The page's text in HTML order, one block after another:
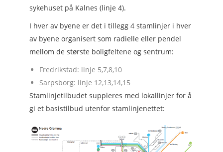
sykehuset på Kalnes (linje 4).
I hver av byene er det i tillegg 4 stamlinjer i hver
av byene organisert som radielle eller pendel
mellom de største boligfeltene og sentrum:
Fredrikstad: linje 5,7,8,10
Sarpsborg: linje 12,13,14,15
Stamlinjetilbudet suppleres med lokallinjer for å
gi et basistilbud utenfor stamlinjenettet: